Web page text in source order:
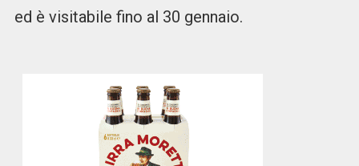
ed è visitabile fino al 30 gennaio.